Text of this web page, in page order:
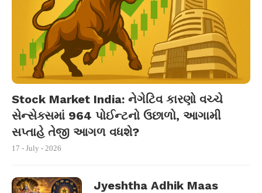
Stock Market India: નેગેટિવ કારણો વચ્ચે
સેન્સેક્સમાં 964 પોઈન્ટનો ઉછાળો, આગામી
સપ્તાહે તેજી આગળ વધશે?
17 - July - 2026
Jyeshtha Adhik Maas